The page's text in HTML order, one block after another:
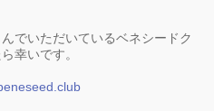
でいただいているベネシードク
幸いです。